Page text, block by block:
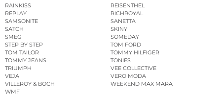
RAINKISS
REISENTHEL
REPLAY
RICHROYAL
SAMSONITE
SANETTA
SATCH
SKINY
SMEG
SOMEDAY
STEP BY STEP
TOM FORD
TOM TAILOR
TOMMY HILFIGER
TOMMY JEANS
TONIES
TRIUMPH
VEE COLLECTIVE
VEJA
VERO MODA
VILLEROY & BOCH
WEEKEND MAX MARA
WMF